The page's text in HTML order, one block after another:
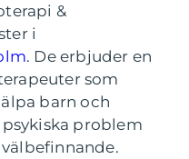
&
i
. De erbjuder en
som
barn och
problem